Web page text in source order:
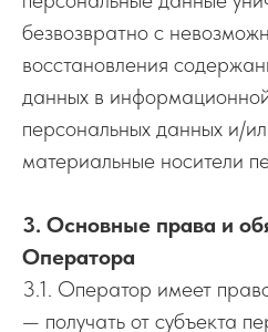
безвозвратно с
восстановления
данных в
персональных данных и/
материальные носители
3. Основные права и
Оператора
3.1. Оператор имеет
— получать от субъекта